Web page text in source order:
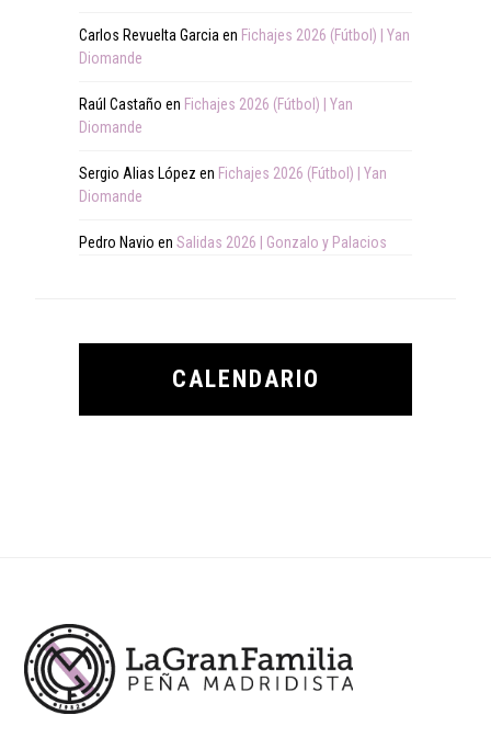
Carlos Revuelta Garcia en Fichajes 2026 (Fútbol) | Yan
Diomande
Raúl Castaño en Fichajes 2026 (Fútbol) | Yan
Diomande
Sergio Alias López en Fichajes 2026 (Fútbol) | Yan
Diomande
Pedro Navio en Salidas 2026 | Gonzalo y Palacios
CALENDARIO